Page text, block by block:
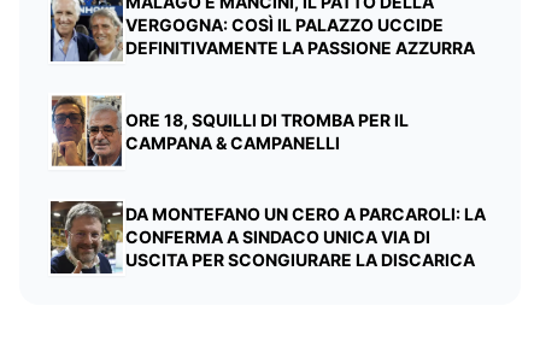
VERGOGNA: COSÌ IL PALAZZO UCCIDE
DEFINITIVAMENTE LA PASSIONE AZZURRA
ORE 18, SQUILLI DI TROMBA PER IL
CAMPANA & CAMPANELLI
DA MONTEFANO UN CERO A PARCAROLI: LA
CONFERMA A SINDACO UNICA VIA DI
USCITA PER SCONGIURARE LA DISCARICA